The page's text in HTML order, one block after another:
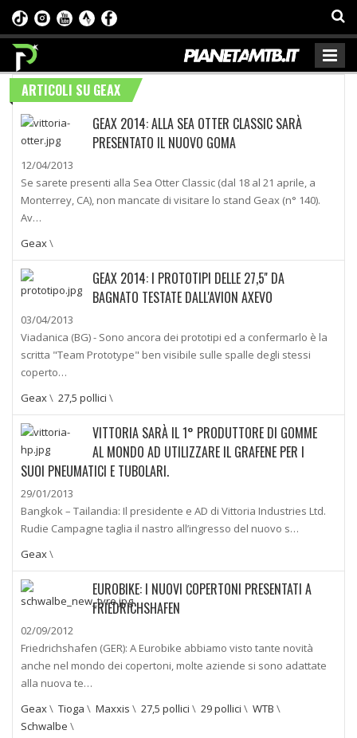
ARTICOLI SU GEAX
GEAX 2014: ALLA SEA OTTER CLASSIC SARÀ
PRESENTATO IL NUOVO GOMA
12/04/2013
Se sarete presenti alla Sea Otter Classic (dal 18 al 21 aprile, a
Monterrey, CA), non mancate di visitare lo stand Geax (n° 140).
Av…
Geax\
GEAX 2014: I PROTOTIPI DELLE 27,5'' DA
BAGNATO TESTATE DALL'AVION AXEVO
03/04/2013
Viadanica (BG) - Sono ancora dei prototipi ed a confermarlo è la
scritta "Team Prototype" ben visibile sulle spalle degli stessi
coperto…
Geax\ 27,5 pollici \
VITTORIA SARÀ IL 1° PRODUTTORE DI GOMME
AL MONDO AD UTILIZZARE IL GRAFENE PER I
SUOI PNEUMATICI E TUBOLARI.
29/01/2013
Bangkok – Tailandia: Il presidente e AD di Vittoria Industries Ltd.
Rudie Campagne taglia il nastro all’ingresso del nuovo s…
Geax\
EUROBIKE: I NUOVI COPERTONI PRESENTATI A
FRIEDRICHSHAFEN
02/09/2012
Friedrichshafen (GER): A Eurobike abbiamo visto tante novità
anche nel mondo dei copertoni, molte aziende si sono adattate
alla nuova te…
Geax\ Tioga \ Maxxis \ 27,5 pollici \ 29 pollici \ WTB \
Schwalbe \